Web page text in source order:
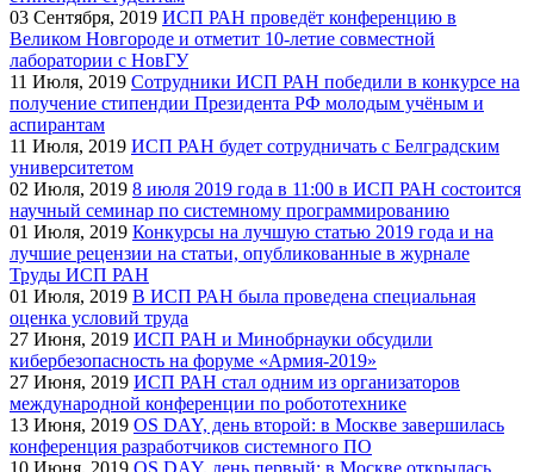
03 Сентября, 2019 ИСП РАН проведёт конференцию в
Великом Новгороде и отметит 10-летие совместной
лаборатории с НовГУ
11 Июля, 2019 Сотрудники ИСП РАН победили в конкурсе на
получение стипендии Президента РФ молодым учёным и
аспирантам
11 Июля, 2019 ИСП РАН будет сотрудничать с Белградским
университетом
02 Июля, 2019 8 июля 2019 года в 11:00 в ИСП РАН состоится
научный семинар по системному программированию
01 Июля, 2019 Конкурсы на лучшую статью 2019 года и на
лучшие рецензии на статьи, опубликованные в журнале
Труды ИСП РАН
01 Июля, 2019 В ИСП РАН была проведена специальная
оценка условий труда
27 Июня, 2019 ИСП РАН и Минобрнауки обсудили
кибербезопасность на форуме «Армия-2019»
27 Июня, 2019 ИСП РАН стал одним из организаторов
международной конференции по робототехнике
13 Июня, 2019 OS DAY, день второй: в Москве завершилась
конференция разработчиков системного ПО